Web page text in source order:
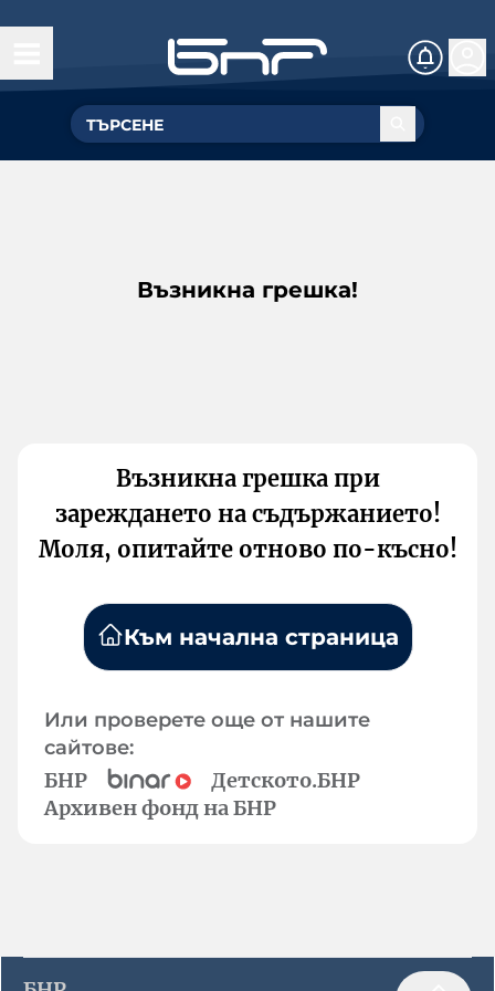
Възникна грешка!
Възникна грешка при
зареждането на съдържанието!
Моля, опитайте отново по-късно!
Към начална страница
Или проверете още от нашите
сайтове:
БНР
Детското.БНР
Архивен фонд на БНР